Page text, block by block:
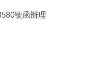
號函辦理